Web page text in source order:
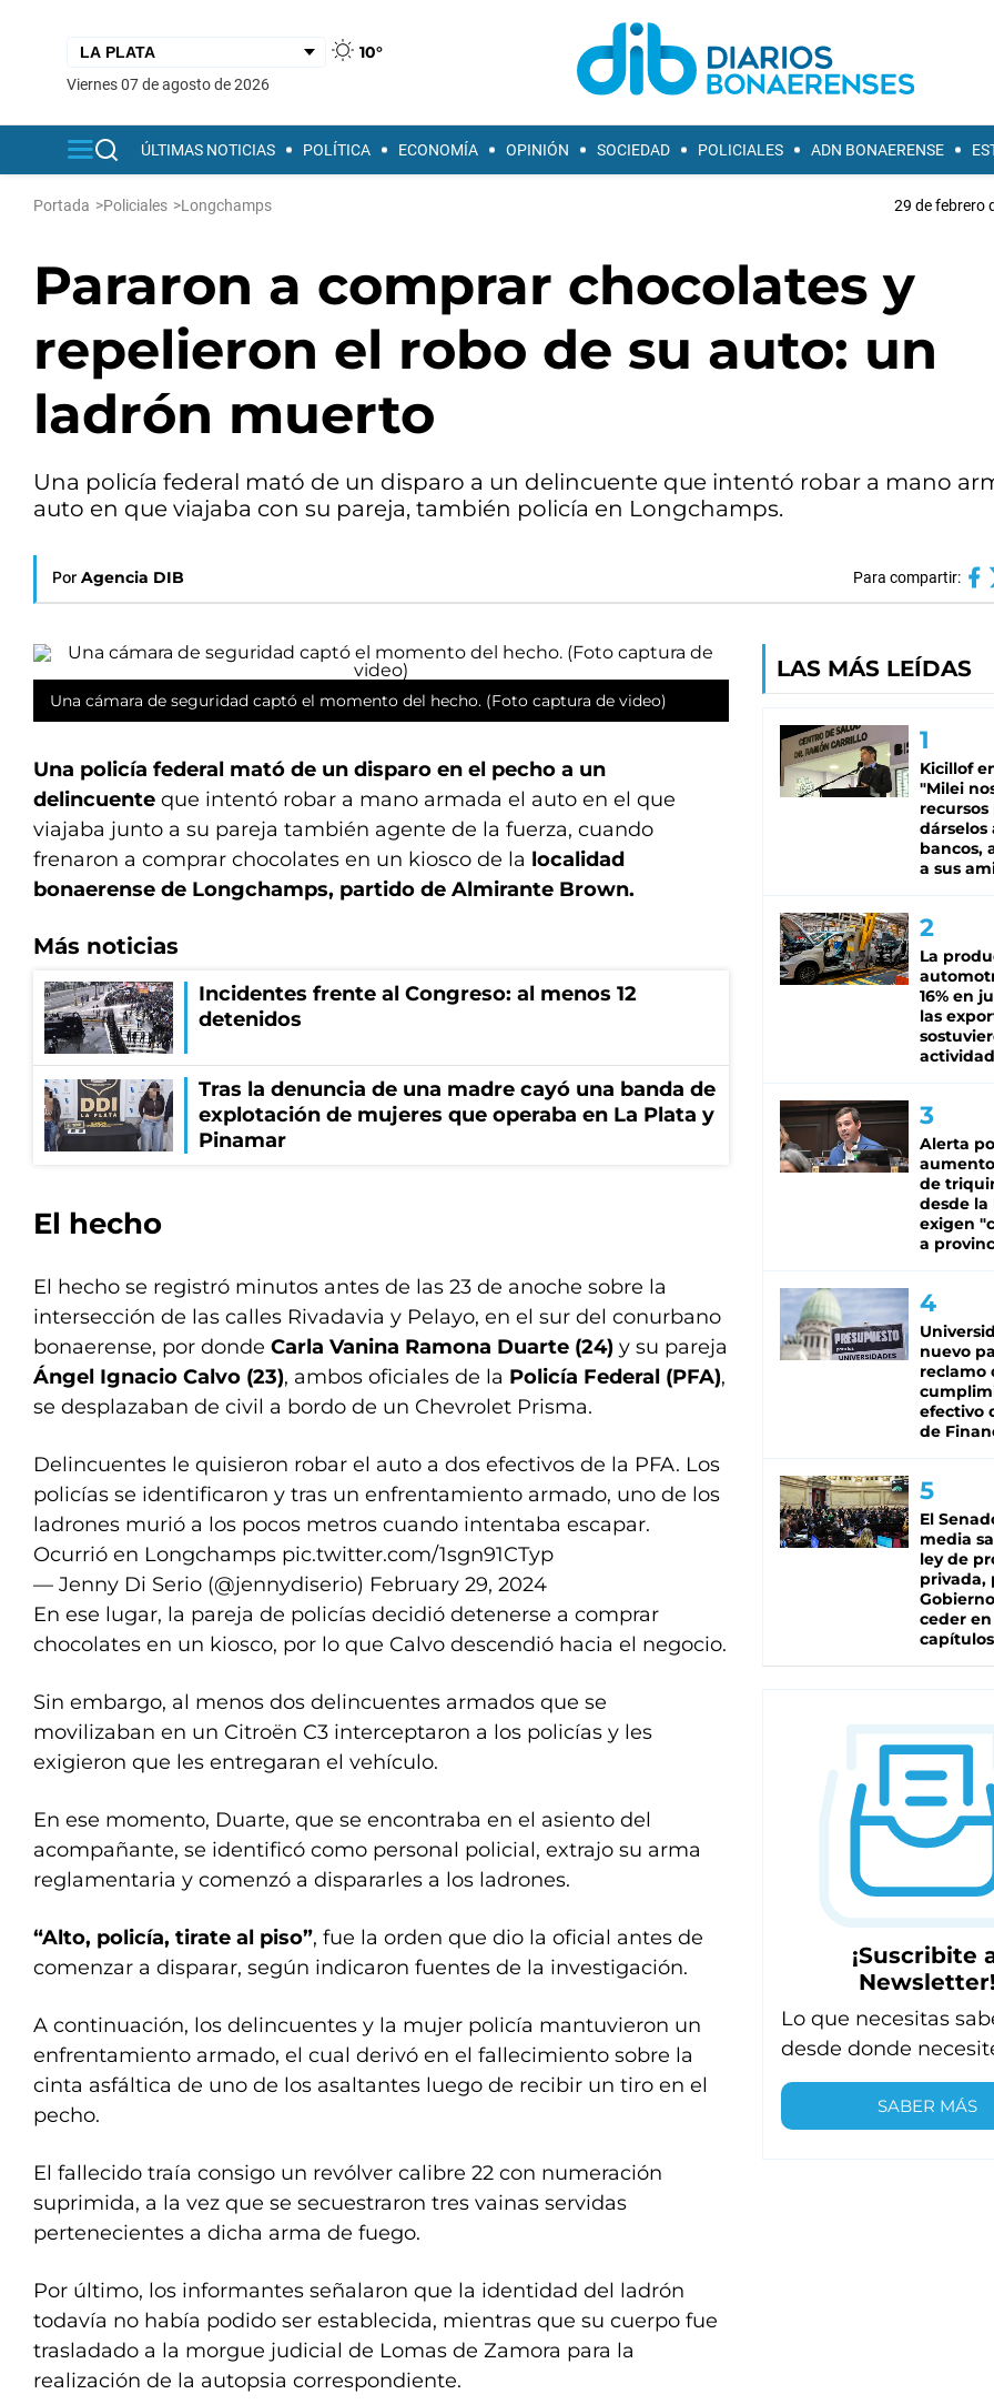
10°
viernes 07 de agosto de 2026
ÚLTIMAS NOTICIAS POLÍTICA ECONOMÍA OPINIÓN SOCIEDAD POLICIALES ADN BONAERENSE
Portada >Policiales >Longchamps 29 de febrero
Pararon a comprar chocolates y
repelieron el robo de su auto: un
ladrón muerto
Una policía federal mató de un disparo a un delincuente que intentó robar a mano
auto en que viajaba con su pareja, también policía en Longchamps.
Por Agencia DIB Para compartir:
Una cámara de seguridad captó el momento del hecho. (Foto captura de video)
Una policía federal mató de un disparo en el pecho a un
delincuente que intentó robar a mano armada el auto en el que
viajaba junto a su pareja también agente de la fuerza, cuando
frenaron a comprar chocolates en un kiosco de la localidad
bonaerense de Longchamps, partido de Almirante Brown.
Más noticias
Incidentes frente al Congreso: al menos 12
detenidos
Tras la denuncia de una madre cayó una banda de
explotación de mujeres que operaba en La Plata y
Pinamar
El hecho
El hecho se registró minutos antes de las 23 de anoche sobre la
intersección de las calles Rivadavia y Pelayo, en el sur del conurbano
bonaerense, por donde Carla Vanina Ramona Duarte (24) y su pareja
Ángel Ignacio Calvo (23), ambos oficiales de la Policía Federal (PFA),
se desplazaban de civil a bordo de un Chevrolet Prisma.
Delincuentes le quisieron robar el auto a dos efectivos de la PFA. Los
policías se identificaron y tras un enfrentamiento armado, uno de los
ladrones murió a los pocos metros cuando intentaba escapar.
Ocurrió en Longchamps pic.twitter.com/1sgn91CTyp
— Jenny Di Serio (@jennydiserio) February 29, 2024
En ese lugar, la pareja de policías decidió detenerse a comprar
chocolates en un kiosco, por lo que Calvo descendió hacia el negocio.
Sin embargo, al menos dos delincuentes armados que se
movilizaban en un Citroën C3 interceptaron a los policías y les
exigieron que les entregaran el vehículo.
En ese momento, Duarte, que se encontraba en el asiento del
acompañante, se identificó como personal policial, extrajo su arma
reglamentaria y comenzó a dispararles a los ladrones.
“Alto, policía, tirate al piso”, fue la orden que dio la oficial antes de
comenzar a disparar, según indicaron fuentes de la investigación.
A continuación, los delincuentes y la mujer policía mantuvieron un
enfrentamiento armado, el cual derivó en el fallecimiento sobre la
cinta asfáltica de uno de los asaltantes luego de recibir un tiro en el
pecho.
El fallecido traía consigo un revólver calibre 22 con numeración
suprimida, a la vez que se secuestraron tres vainas servidas
pertenecientes a dicha arma de fuego.
Por último, los informantes señalaron que la identidad del ladrón
todavía no había podido ser establecida, mientras que su cuerpo fue
trasladado a la morgue judicial de Lomas de Zamora para la
realización de la autopsia correspondiente.
LAS MÁS LEÍDAS
Kicillof
"Milei
recursos
dárselos
bancos,
a sus
La
16% en
las
actividad
Alerta
de
desde la
exigen
a
nuevo
reclamo
efectivo
de
El
media
ley de
privada,
ceder
capítulos
¡Suscribite
Newsletter!
Lo que necesitas
desde donde
SABER MÁS